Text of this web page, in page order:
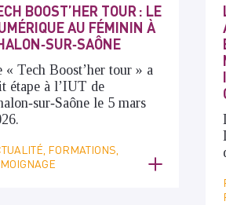
BOOST’HER TOUR : LE
AU FÉMININ À
« Tech Boost’her tour » a
étape à l’IUT de
le 5 mars
FORMATIONS,